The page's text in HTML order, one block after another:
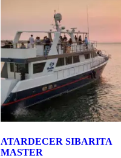
ATARDECER SIBARITA
MASTER